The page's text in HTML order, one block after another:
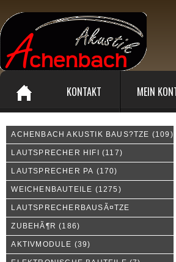
KONTAKT MEIN
ACHENBACH AKUSTIK BAUS?TZE (109)
LAUTSPRECHER HIFI (117)
LAUTSPRECHER PA (170)
WEICHENBAUTEILE (1275)
LAUTSPRECHERBAUSÃ¤TZE
ZUBEHÃ¶R (186)
AKTIVMODULE (39)